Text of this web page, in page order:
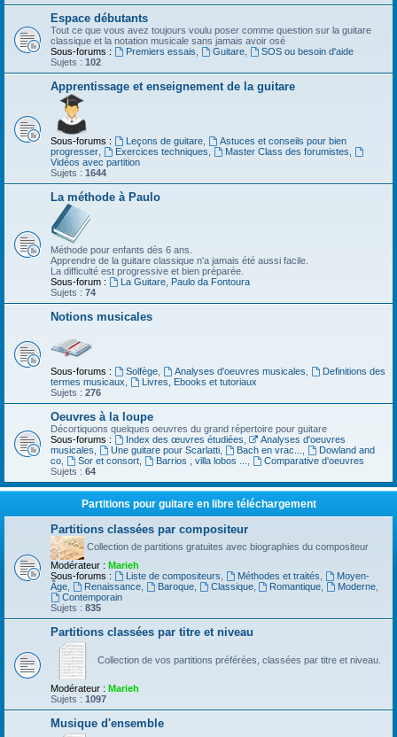
Espace débutants
Tout ce que vous avez toujours voulu poser comme question sur la guitare
classique et la notation musicale sans jamais avoir osé
Sous-forums :
Premiers essais Guitare,
SOS ou besoin d'aide
Sujets : 102
Apprentissage et enseignement de la guitare
Sous-forums : Leçons de guitare,
Astuces et conseils pour bien
progresser
Exercices techniques Master Class des forumistes
Vidéos avec partition
Sujets : 1644
La méthode à Paulo
Méthode pour enfants dès 6 ans.
Apprendre de la guitare classique n'a jamais été aussi facile.
La difficulté est progressive et bien préparée.
Sous-forum :
La Guitare, Paulo da Fontoura
Sujets : 74
Notions musicales
Sous-forums : Solfège, Analyses d'oeuvres musicales
Definitions des
termes musicaux
Livres, Ebooks et tutoriaux
Sujets : 276
Oeuvres à la loupe
Décortiquons quelques oeuvres du grand répertoire pour guitare
Sous-forums :
Index des œuvres étudiées
Analyses d'oeuvres
musicales
Une guitare pour Scarlatti, Bach en vrac...
Dowland and
co
Sor et consort, Barrios , villa lobos ...
Comparative d'oeuvres
Sujets : 64
Partitions pour guitare en libre téléchargement
Partitions classées par compositeur
Collection de partitions gratuites avec biographies du compositeur
Modérateur : Marieh
Sous-forums :
Liste de compositeurs Méthodes et traités
Moyen-
Âge
Renaissance, Baroque, Classique, Romantique Moderne
Contemporain
Sujets : 835
Partitions classées par titre et niveau
Collection de vos partitions préférées, classées par titre et niveau.
Modérateur : Marieh
Sujets : 1097
Musique d'ensemble